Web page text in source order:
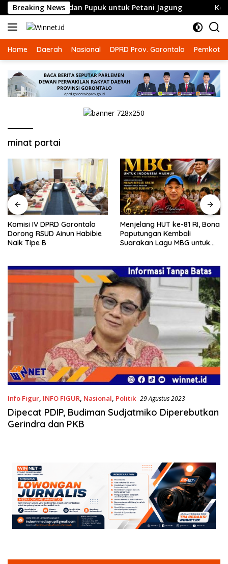
Langsung
ke
konten
Breaking News
Bibit dan Pupuk untuk Petani Jagung Komisi IV
Home Daerah Nasional DPRD Prov. Gorontalo Pemkot
minat partai
Komisi IV DPRD Gorontalo
Dorong RSUD Ainun Habibie
Naik Tipe B
Menjelang HUT ke-81 RI, Bona
Paputungan Kembali
Suarakan Lagu MBG untuk
Info Figur, INFO FIGUR, Nasional, Politik 29 Agustus 2023
Dipecat PDIP, Budiman Sudjatmiko Diperebutkan
Gerindra dan PKB